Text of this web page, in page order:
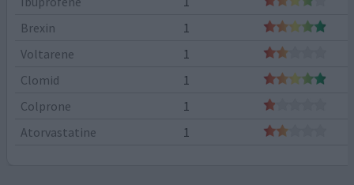
Brexin
1
Voltarene
1
Clomid
1
Colprone
1
Atorvastatine
1